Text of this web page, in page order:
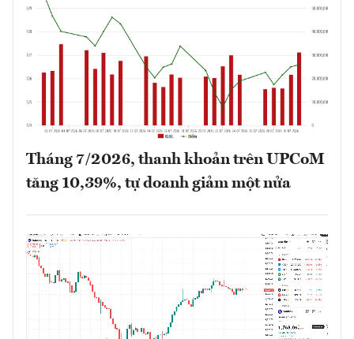
Tháng 7/2026, thanh khoản trên UPCoM
tăng 10,39%, tự doanh giảm một nửa